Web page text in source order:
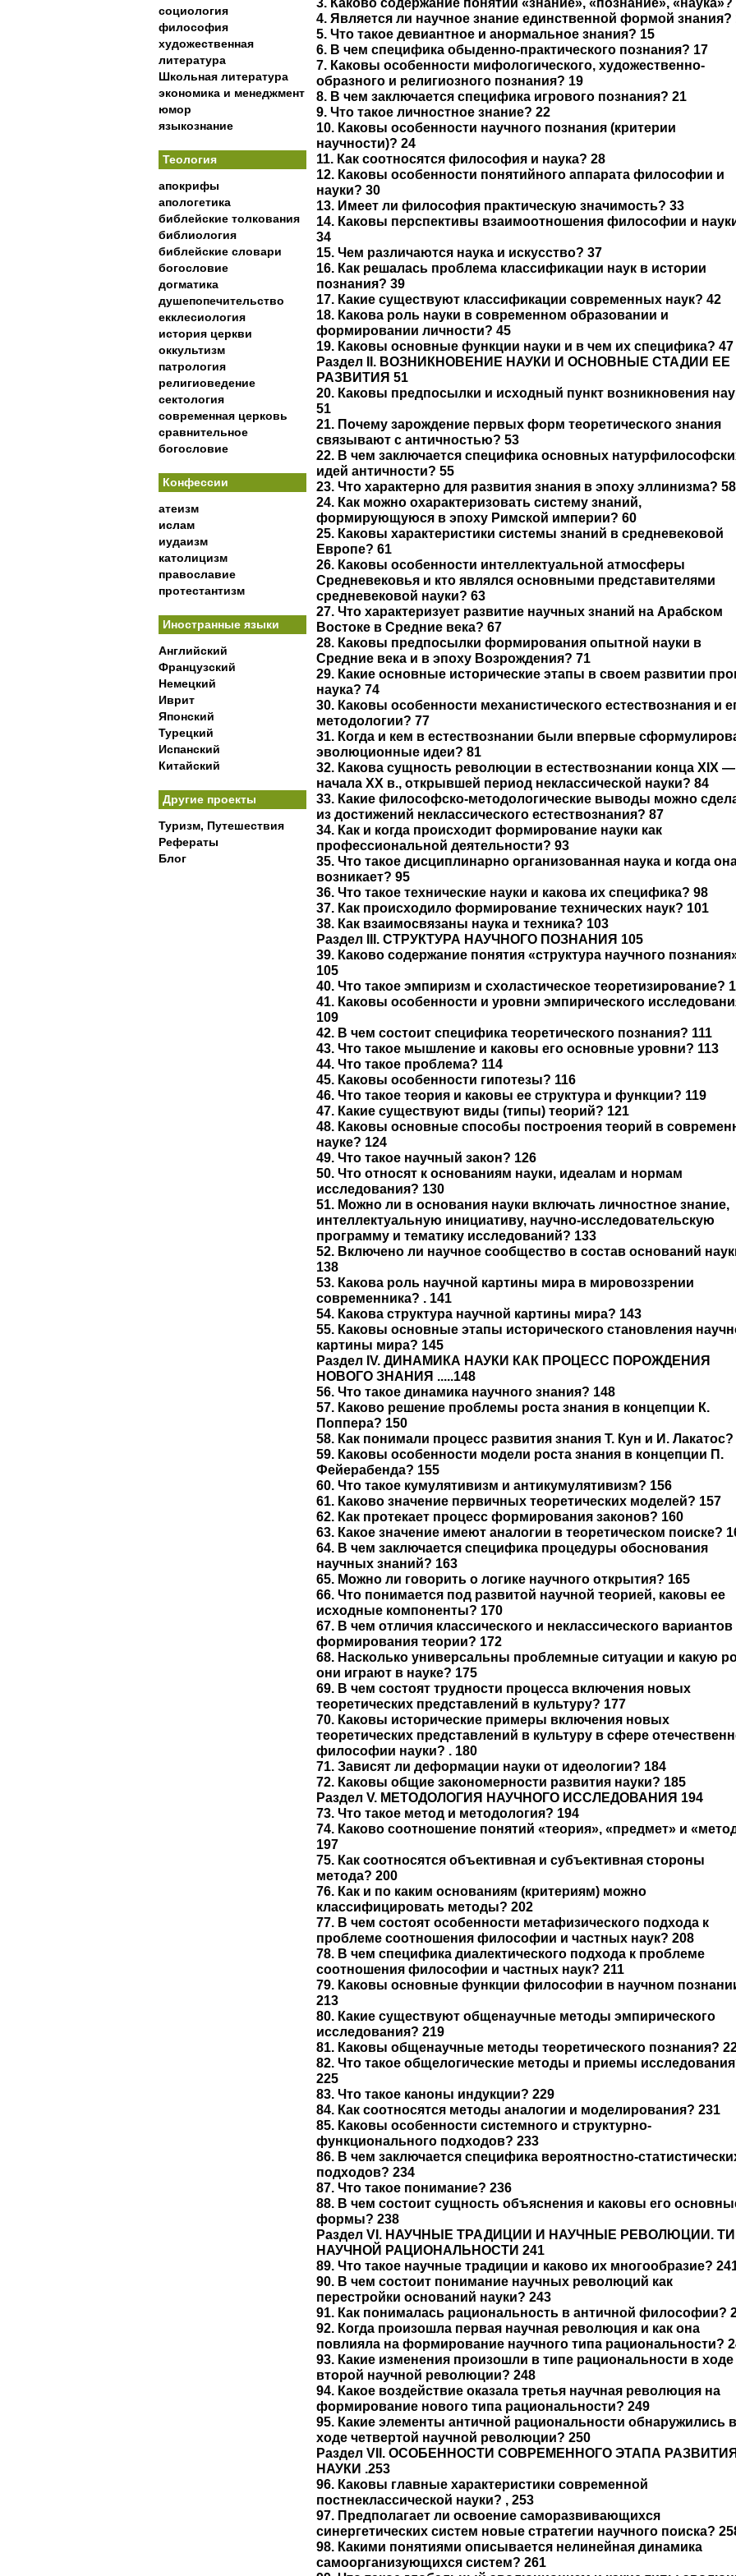
социология
философия
художественная
литература
Школьная литература
экономика и менеджмент
юмор
языкознание
Теология
апокрифы
апологетика
библейские толкования
библиология
библейские словари
богословие
догматика
душепопечительство
екклесиология
история церкви
оккультизм
патрология
религиоведение
сектология
современная церковь
сравнительное
богословие
Конфессии
атеизм
ислам
иудаизм
католицизм
православие
протестантизм
Иностранные языки
Английский
Французский
Немецкий
Иврит
Японский
Турецкий
Испанский
Китайский
Другие проекты
Туризм, Путешествия
Рефераты
Блог
4. Является ли научное знание единственной формой знания?
5. Что такое девиантное и анормальное знания? 15
6. В чем специфика обыденно-практического познания? 17
7. Каковы особенности мифологического, художественно-
образного и религиозного познания? 19
8. В чем заключается специфика игрового познания? 21
9. Что такое личностное знание? 22
10. Каковы особенности научного познания (критерии
научности)? 24
11. Как соотносятся философия и наука? 28
12. Каковы особенности понятийного аппарата философии и
науки? 30
13. Имеет ли философия практическую значимость? 33
14. Каковы перспективы взаимоотношения философии и
34
15. Чем различаются наука и искусство? 37
16. Как решалась проблема классификации наук в истории
познания? 39
17. Какие существуют классификации современных наук? 42
18. Какова роль науки в современном образовании и
формировании личности? 45
19. Каковы основные функции науки и в чем их специфика? 47
Раздел II. ВОЗНИКНОВЕНИЕ НАУКИ И ОСНОВНЫЕ СТАДИИ ЕЕ
РАЗВИТИЯ 51
20. Каковы предпосылки и исходный пункт возникновения
51
21. Почему зарождение первых форм теоретического знания
связывают с античностью? 53
22. В чем заключается специфика основных
идей античности? 55
23. Что характерно для развития знания в эпоху эллинизма? 58
24. Как можно охарактеризовать систему знаний,
формирующуюся в эпоху Римской империи? 60
25. Каковы характеристики системы знаний в средневековой
Европе? 61
26. Каковы особенности интеллектуальной атмосферы
Средневековья и кто являлся основными представителями
средневековой науки? 63
27. Что характеризует развитие научных знаний на Арабском
Востоке в Средние века? 67
28. Каковы предпосылки формирования опытной науки в
Средние века и в эпоху Возрождения? 71
29. Какие основные исторические этапы в своем развитии
наука? 74
30. Каковы особенности механистического естествознания и
методологии? 77
31. Когда и кем в естествознании были впервые
эволюционные идеи? 81
32. Какова сущность революции в естествознании конца XIX —
начала XX в., открывшей период неклассической науки? 84
33. Какие философско-методологические выводы можно
из достижений неклассического естествознания? 87
34. Как и когда происходит формирование науки как
профессиональной деятельности? 93
35. Что такое дисциплинарно организованная наука и когда
возникает? 95
36. Что такое технические науки и какова их специфика? 98
37. Как происходило формирование технических наук? 101
38. Как взаимосвязаны наука и техника? 103
Раздел III. СТРУКТУРА НАУЧНОГО ПОЗНАНИЯ 105
39. Каково содержание понятия «структура научного
105
40. Что такое эмпиризм и схоластическое теоретизирование?
41. Каковы особенности и уровни эмпирического
109
42. В чем состоит специфика теоретического познания? 111
43. Что такое мышление и каковы его основные уровни? 113
44. Что такое проблема? 114
45. Каковы особенности гипотезы? 116
46. Что такое теория и каковы ее структура и функции? 119
47. Какие существуют виды (типы) теорий? 121
48. Каковы основные способы построения теорий в
науке? 124
49. Что такое научный закон? 126
50. Что относят к основаниям науки, идеалам и нормам
исследования? 130
51. Можно ли в основания науки включать личностное знание,
интеллектуальную инициативу, научно-исследовательскую
программу и тематику исследований? 133
52. Включено ли научное сообщество в состав оснований
138
53. Какова роль научной картины мира в мировоззрении
современника? . 141
54. Какова структура научной картины мира? 143
55. Каковы основные этапы исторического становления
картины мира? 145
Раздел IV. ДИНАМИКА НАУКИ КАК ПРОЦЕСС ПОРОЖДЕНИЯ
НОВОГО ЗНАНИЯ .....148
56. Что такое динамика научного знания? 148
57. Каково решение проблемы роста знания в концепции К.
Поппера? 150
58. Как понимали процесс развития знания Т. Кун и И. Лакатос?
59. Каковы особенности модели роста знания в концепции П.
Фейерабенда? 155
60. Что такое кумулятивизм и антикумулятивизм? 156
61. Каково значение первичных теоретических моделей? 157
62. Как протекает процесс формирования законов? 160
63. Какое значение имеют аналогии в теоретическом поиске?
64. В чем заключается специфика процедуры обоснования
научных знаний? 163
65. Можно ли говорить о логике научного открытия? 165
66. Что понимается под развитой научной теорией, каковы ее
исходные компоненты? 170
67. В чем отличия классического и неклассического вариантов
формирования теории? 172
68. Насколько универсальны проблемные ситуации и какую
они играют в науке? 175
69. В чем состоят трудности процесса включения новых
теоретических представлений в культуру? 177
70. Каковы исторические примеры включения новых
теоретических представлений в культуру в сфере
философии науки? . 180
71. Зависят ли деформации науки от идеологии? 184
72. Каковы общие закономерности развития науки? 185
Раздел V. МЕТОДОЛОГИЯ НАУЧНОГО ИССЛЕДОВАНИЯ 194
73. Что такое метод и методология? 194
74. Каково соотношение понятий «теория», «предмет» и
197
75. Как соотносятся объективная и субъективная стороны
метода? 200
76. Как и по каким основаниям (критериям) можно
классифицировать методы? 202
77. В чем состоят особенности метафизического подхода к
проблеме соотношения философии и частных наук? 208
78. В чем специфика диалектического подхода к проблеме
соотношения философии и частных наук? 211
79. Каковы основные функции философии в научном
213
80. Какие существуют общенаучные методы эмпирического
исследования? 219
81. Каковы общенаучные методы теоретического познания?
82. Что такое общелогические методы и приемы
225
83. Что такое каноны индукции? 229
84. Как соотносятся методы аналогии и моделирования? 231
85. Каковы особенности системного и структурно-
функционального подходов? 233
86. В чем заключается специфика вероятностно-
подходов? 234
87. Что такое понимание? 236
88. В чем состоит сущность объяснения и каковы его
формы? 238
Раздел VI. НАУЧНЫЕ ТРАДИЦИИ И НАУЧНЫЕ РЕВОЛЮЦИИ.
НАУЧНОЙ РАЦИОНАЛЬНОСТИ 241
89. Что такое научные традиции и каково их многообразие?
90. В чем состоит понимание научных революций как
перестройки оснований науки? 243
91. Как понималась рациональность в античной философии?
92. Когда произошла первая научная революция и как она
повлияла на формирование научного типа рациональности?
93. Какие изменения произошли в типе рациональности в ходе
второй научной революции? 248
94. Какое воздействие оказала третья научная революция на
формирование нового типа рациональности? 249
95. Какие элементы античной рациональности обнаружились в
ходе четвертой научной революции? 250
Раздел VII. ОСОБЕННОСТИ СОВРЕМЕННОГО ЭТАПА
НАУКИ .253
96. Каковы главные характеристики современной
постнеклассической науки? , 253
97. Предполагает ли освоение саморазвивающихся
синергетических систем новые стратегии научного поиска?
98. Какими понятиями описывается нелинейная динамика
самоорганизующихся систем? 261